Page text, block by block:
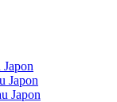
Japon
Japon